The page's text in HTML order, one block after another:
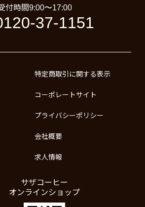
付時間9:00〜17:00
37-1151
特定商取引に関する表示
コーポレートサイト
プライバシーポリシー
会社概要
求人情報
サザコーヒー
オンラインショップ